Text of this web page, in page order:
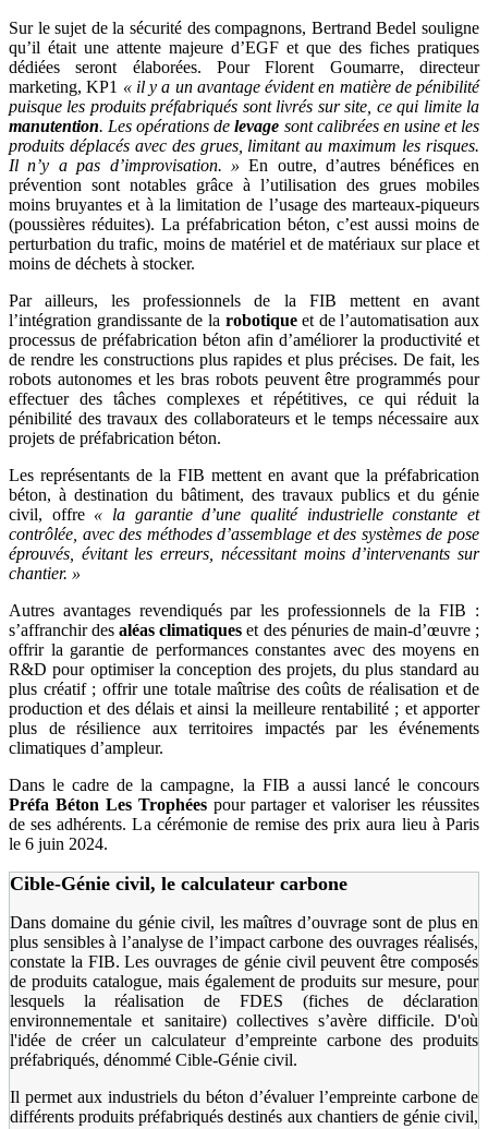
Sur le sujet de la sécurité des compagnons, Bertrand Bedel souligne
qu’il était une attente majeure d’EGF et que des fiches pratiques
dédiées seront élaborées. Pour Florent Goumarre, directeur
marketing, KP1 « il y a un avantage évident en matière de pénibilité
puisque les produits préfabriqués sont livrés sur site, ce qui limite la
manutention. Les opérations delevage sont calibrées en usine et les
produits déplacés avec des grues, limitant au maximum les risques.
Il n’y a pas d’improvisation. »En outre, d’autres bénéfices en
prévention sont notables grâce à l’utilisation des grues mobiles
moins bruyantes et à la limitation de l’usage des marteaux-piqueurs
(poussières réduites). La préfabrication béton, c’est aussi moins de
perturbation du trafic, moins de matériel et de matériaux sur place et
moins de déchets à stocker.
Par ailleurs, les professionnels de la FIB mettent en avant
l’intégration grandissante de la robotiqueet de l’automatisation aux
processus de préfabrication béton afin d’améliorer la productivité et
de rendre les constructions plus rapides et plus précises. De fait, les
robots autonomes et les bras robots peuvent être programmés pour
effectuer des tâches complexes et répétitives, ce qui réduit la
pénibilité des travaux des collaborateurs et le temps nécessaire aux
projets de préfabrication béton.
Les représentants de la FIB mettent en avant que la préfabrication
béton, à destination du bâtiment, des travaux publics et du génie
civil, offre « la garantie d’une qualité industrielle constante et
contrôlée, avec des méthodes d’assemblage et des systèmes de pose
éprouvés, évitant les erreurs, nécessitant moins d’intervenants sur
chantier. »
Autres avantages revendiqués par les professionnels de la FIB :
s’affranchir desaléas climatiques et des pénuries de main-d’œuvre ;
offrir la garantie de performances constantes avec des moyens en
R&D pour optimiser la conception des projets, du plus standard au
plus créatif ; offrir une totale maîtrise des coûts de réalisation et de
production et des délais et ainsi la meilleure rentabilité ; et apporter
plus de résilience aux territoires impactés par les événements
climatiques d’ampleur.
Dans le cadre de la campagne, la FIB a aussi lancé le concours
Préfa Béton Les Trophéespour partager et valoriser les réussites
de ses adhérents. La cérémonie de remise des prix aura lieu à Paris
le 6 juin 2024.
Cible-Génie civil, le calculateur carbone
Dans domaine du génie civil, les maîtres d’ouvrage sont de plus en
plus sensibles à l’analyse de l’impact carbone des ouvrages réalisés,
constate la FIB. Les ouvrages de génie civil peuvent être composés
de produits catalogue, mais également de produits sur mesure, pour
lesquels la réalisation de FDES (fiches de déclaration
environnementale et sanitaire) collectives s’avère difficile. D'où
l'idée de créer un calculateur d’empreinte carbone des produits
préfabriqués, dénommé Cible-Génie civil.
Il permet aux industriels du béton d’évaluer l’empreinte carbone de
différents produits préfabriqués destinés aux chantiers de génie civil,